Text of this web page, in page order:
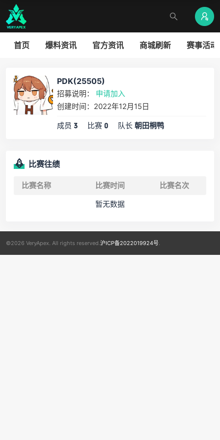
首页 爆料资讯 官方资讯 商城刷新 赛事活动
PDK(25505)
招募说明： 申请加入
创建时间：2022年12月15日
成员 3 比赛 0 队长 朝田桐鸭
比赛往绩
比赛名称 比赛时间
比赛名次
暂无数据
©2026 VeryApex. All rights reserved. 沪ICP备2022019924号